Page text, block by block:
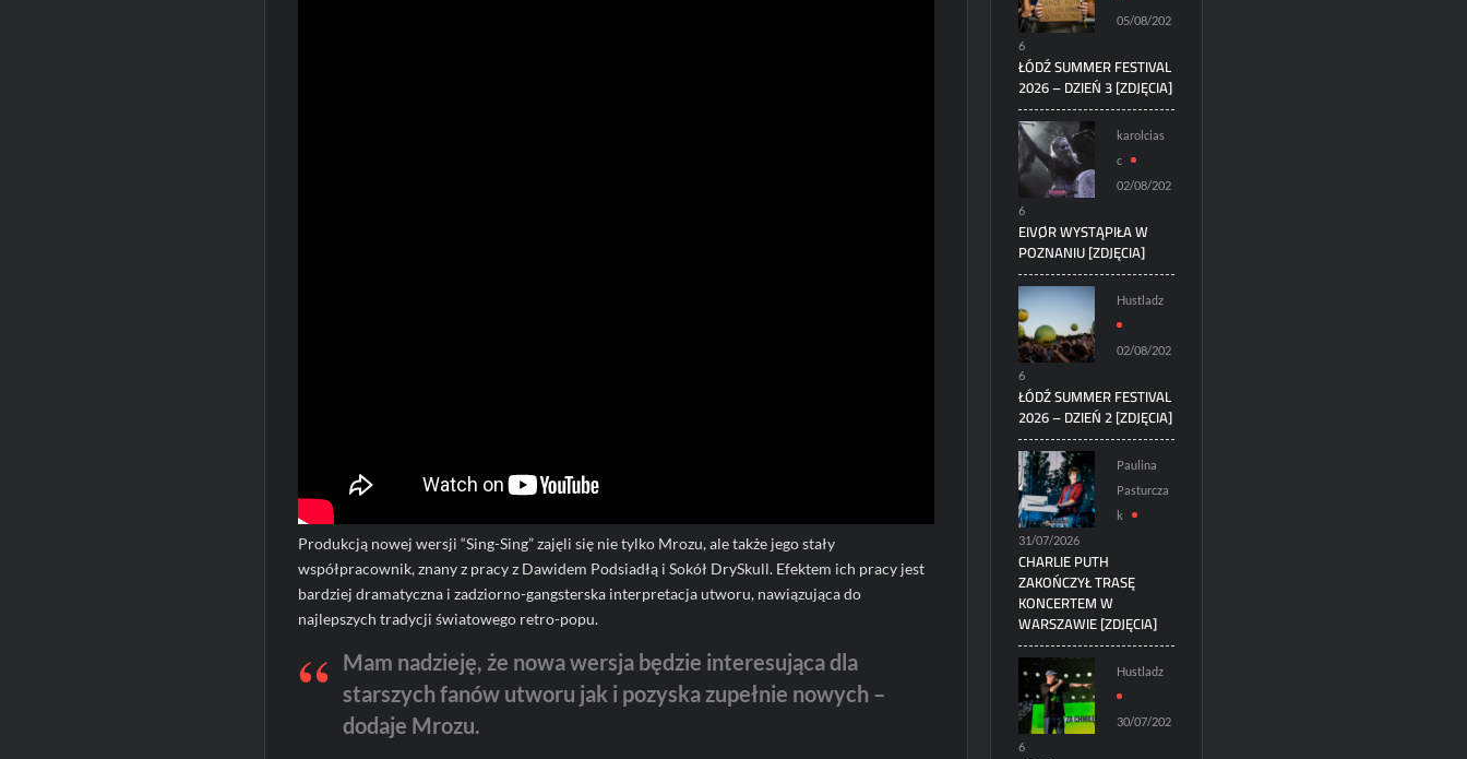
Produkcją nowej wersji “Sing-Sing” zajęli się nie tylko Mrozu, ale także jego stały
współpracownik, znany z pracy z Dawidem Podsiadłą i Sokół DrySkull. Efektem ich pracy jest
bardziej dramatyczna i zadziorno-gangsterska interpretacja utworu, nawiązująca do
najlepszych tradycji światowego retro-popu.
Mam nadzieję, że nowa wersja będzie interesująca dla
starszych fanów utworu jak i pozyska zupełnie nowych –
dodaje Mrozu.
05/08/202
6
ŁÓDŹ SUMMER FESTIVAL
2026 – DZIEŃ 3 [ZDJĘCIA]
karolcias
c
02/08/202
6
EIVØR WYSTĄPIŁA W
POZNANIU [ZDJĘCIA]
Hustladz
02/08/202
6
ŁÓDŹ SUMMER FESTIVAL
2026 – DZIEŃ 2 [ZDJĘCIA]
Paulina
Pasturcza
k
31/07/2026
CHARLIE PUTH
ZAKOŃCZYŁ TRASĘ
KONCERTEM W
WARSZAWIE [ZDJĘCIA]
Hustladz
30/07/202
6